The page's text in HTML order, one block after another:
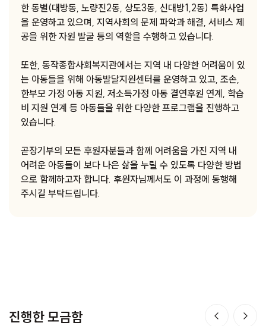
한 동별(대방동, 노량진2동, 상도3동, 신대방1,2동) 특화사업
을 운영하고 있으며, 지역사회의 문제 파악과 해결, 서비스 제
공을 위한 자원 발굴 등의 역할을 수행하고 있습니다.
또한, 동작종합사회복지관에서는 지역 내 다양한 어려움이 있
는 아동들을 위해 아동발달지원센터를 운영하고 있고, 조손,
한부모 가정 아동 지원, 저소득가정 아동 결연후원 연계, 학습
비 지원 연계 등 아동들을 위한 다양한 프로그램을 진행하고
있습니다.
곧장기부의 모든 후원자분들과 함께 어려움을 가진 지역 내
어려운 아동들이 보다 나은 삶을 누릴 수 있도록 다양한 방법
으로 함께하고자 합니다. 후원자님께서도 이 과정에 동행해
주시길 부탁드립니다.
진행한 모금함